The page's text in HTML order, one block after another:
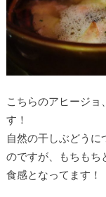
こちらのアヒージョ
す！
自然の干しぶどうに
のですが、もちもち
食感となってます！